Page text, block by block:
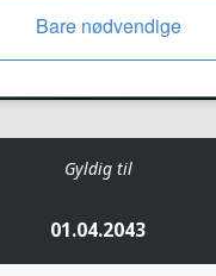
Gyldig til
01.04.2043
Bare nødvendige